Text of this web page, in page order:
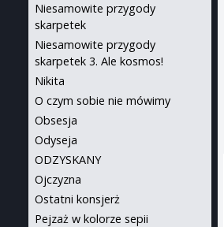
Niesamowite przygody
skarpetek
Niesamowite przygody
skarpetek 3. Ale kosmos!
Nikita
O czym sobie nie mówimy
Obsesja
Odyseja
ODZYSKANY
Ojczyzna
Ostatni konsjerż
Pejzaż w kolorze sepii